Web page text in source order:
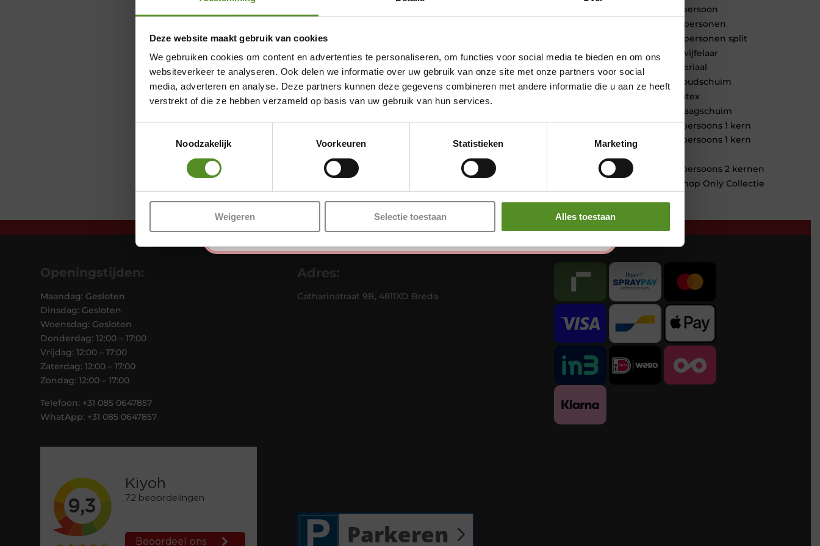
Deze website maakt gebruik van cookies
We gebruiken cookies om content en advertenties te personaliseren, om functies voor social media te bieden en om ons
websiteverkeer te analyseren. Ook delen we informatie over uw gebruik van onze site met onze partners voor social
media, adverteren en analyse. Deze partners kunnen deze gegevens combineren met andere informatie die u aan ze heeft
verstrekt of die ze hebben verzameld op basis van uw gebruik van hun services.
Noodzakelijk
Voorkeuren Statistieken Marketing
Weigeren Selectie toestaan Alles toestaan
1 persoon
2 personen
2 personen split
Twijfelaar
Materiaal
Koudschuim
Latex
Traagschuim
Tweepersoons 1 kern
Tweepersoons 1 kern
Tweepersoons 2 kernen
Webshop Only Collectie
Openingstijden:
Maandag: Gesloten
Dinsdag: Gesloten
Woensdag: Gesloten
Donderdag: 12:00 – 17:00
Vrijdag: 12:00 – 17:00
Zaterdag: 12:00 – 17:00
Zondag: 12:00 – 17:00
Telefoon: +31 085 0647857
WhatApp: +31 085 0647857
Adres:
Catharinatraat 9B, 4811XD Breda
Parkeren
Donderdag 12:00 – 17:00
Vrijdag 12:00 – 17:00
Zaterdag 12:00 – 17:00
Zondag 12:00 – 17:00